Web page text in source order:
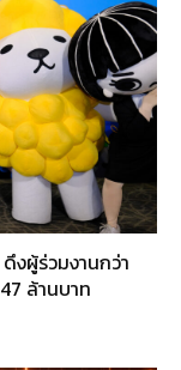
ผู้ร่วมงานกว่า
ล้านบาท